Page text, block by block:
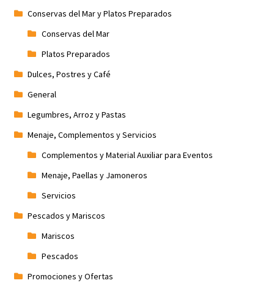
Conservas del Mar y Platos Preparados
Conservas del Mar
Platos Preparados
Dulces, Postres y Café
General
Legumbres, Arroz y Pastas
Menaje, Complementos y Servicios
Complementos y Material Auxiliar para Eventos
Menaje, Paellas y Jamoneros
Servicios
Pescados y Mariscos
Mariscos
Pescados
Promociones y Ofertas